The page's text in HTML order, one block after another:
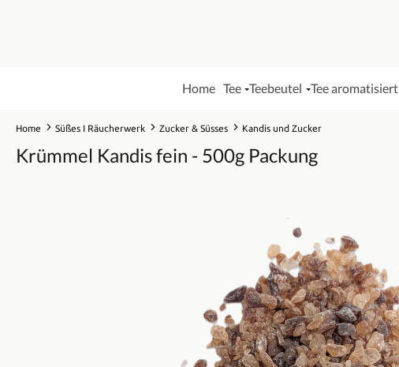
Home Tee Teebeutel Tee aromatisiert
Home Süßes I Räucherwerk Zucker & Süsses Kandis und Zucker
Krümmel Kandis fein - 500g Packung